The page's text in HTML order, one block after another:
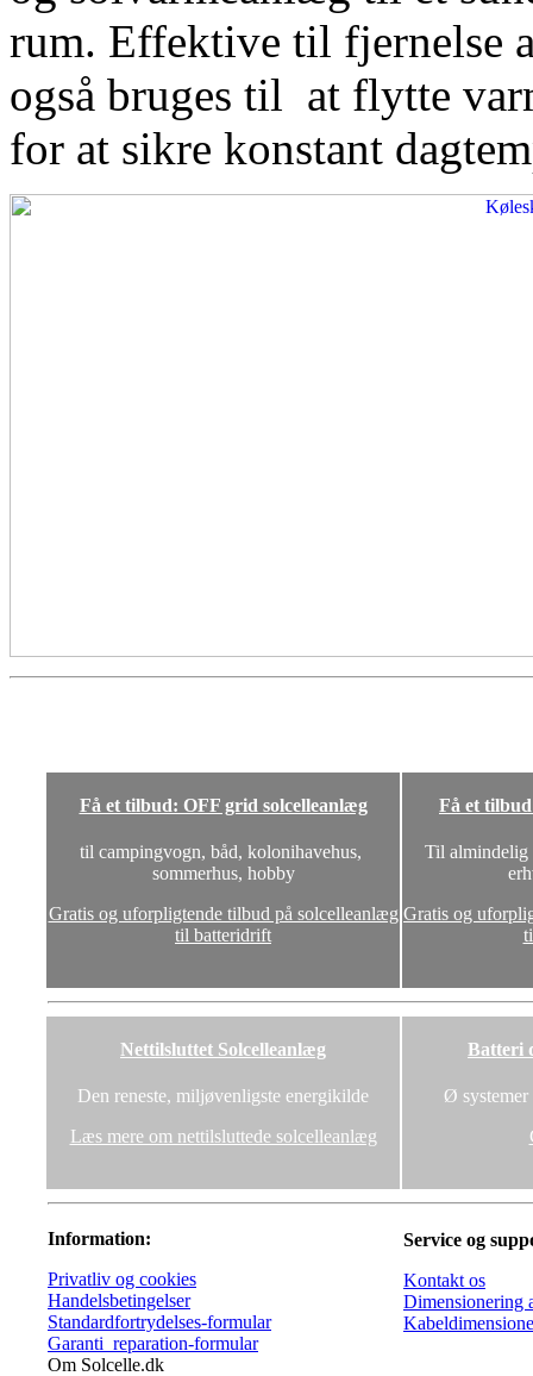
rum. Effektive til fjernelse
også bruges til at flytte
for at sikre konstant
Få et tilbud: OFF grid solcelleanlæg
til campingvogn, båd, kolonihavehus,
sommerhus, hobby
Gratis og uforpligtende tilbud på solcelleanlæg
til batteridrift
Få et
Til almindelig
Gratis og
Nettilsluttet Solcelleanlæg
Den reneste, miljøvenligste energikilde
Læs mere om nettilsluttede solcelleanlæg
Batteri
Ø
Information:
Privatliv og cookies
Handelsbetingelser
Standardfortrydelses-formular
Garanti_reparation-formular
Om Solcelle.dk
Service og
Kontakt os
Dimensionering